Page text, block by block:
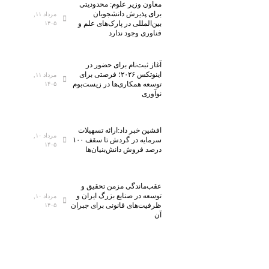
معاون وزیر علوم: محدودیتی
برای پذیرش دانشجویان
بین‌المللی در پارک‌های علم و
فناوری وجود ندارد
۱۴۰۵
آغاز ثبت‌نام برای حضور در
اینوتکس ۲۰۲۶؛ فرصتی برای
توسعه همکاری‌ها در زیست‌بوم
نوآوری
۱۴۰۵
افشین خبر داد:ارائه تسهیلات
سرمایه در گردش تا سقف ۱۰۰
درصد فروش دانش‌بنیان‌ها
۱۴۰۵
عقب‌ماندگی مزمن تحقیق و
توسعه در صنایع بزرگ ایران و
ظرفیت‌های قانونی برای جبران
آن
۱۴۰۵